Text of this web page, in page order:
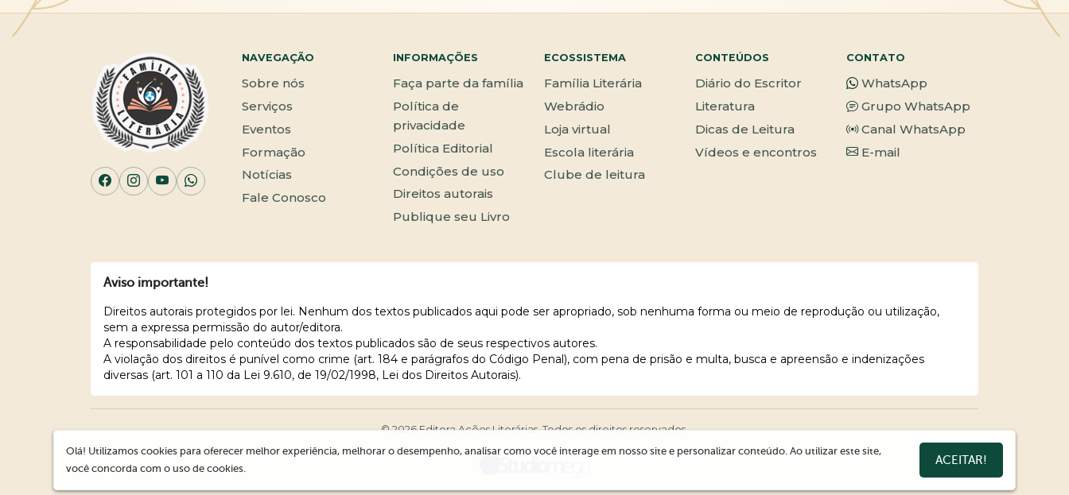
NAVEGAÇÃO
Sobre nós
Serviços
Eventos
Formação
Notícias
Fale Conosco
INFORMAÇÕES
Faça parte da família
Política de
privacidade
Política Editorial
Condições de uso
Direitos autorais
Publique seu Livro
ECOSSISTEMA
Família Literária
Webrádio
Loja virtual
Escola literária
Clube de leitura
CONTEÚDOS
Diário do Escritor
Literatura
Dicas de Leitura
Vídeos e encontros
CONTATO
WhatsApp
Grupo WhatsApp
Canal WhatsApp
E-mail
Aviso importante!
Direitos autorais protegidos por lei. Nenhum dos textos publicados aqui pode ser apropriado, sob nenhuma forma ou meio de reprodução ou utilização,
sem a expressa permissão do autor/editora.
A responsabilidade pelo conteúdo dos textos publicados são de seus respectivos autores.
A violação dos direitos é punível como crime (art. 184 e parágrafos do Código Penal), com pena de prisão e multa, busca e apreensão e indenizações
diversas (art. 101 a 110 da Lei 9.610, de 19/02/1998, Lei dos Direitos Autorais).
© 2026 Editora Ações Literárias. Todos os direitos reservados.
Olá! Utilizamos cookies para oferecer melhor experiência, melhorar o desempenho, analisar como você interage em nosso site e personalizar conteúdo. Ao utilizar este site,
você concorda com o uso de cookies.
ACEITAR!